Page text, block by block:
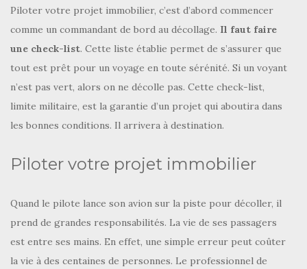
Piloter votre projet immobilier, c’est d’abord commencer
comme un commandant de bord au décollage. Il faut faire
une check-list. Cette liste établie permet de s’assurer que
tout est prêt pour un voyage en toute sérénité. Si un voyant
n’est pas vert, alors on ne décolle pas. Cette check-list,
limite militaire, est la garantie d’un projet qui aboutira dans
les bonnes conditions. Il arrivera à destination.
Piloter votre projet immobilier
Quand le pilote lance son avion sur la piste pour décoller, il
prend de grandes responsabilités. La vie de ses passagers
est entre ses mains. En effet, une simple erreur peut coûter
la vie à des centaines de personnes. Le professionnel de